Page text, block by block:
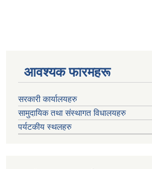
आवश्यक फारमहरू
सरकारी कार्यालयहरु
सामुदायिक तथा संस्थागत विधालयहरु
पर्यटकीय स्थलहरु